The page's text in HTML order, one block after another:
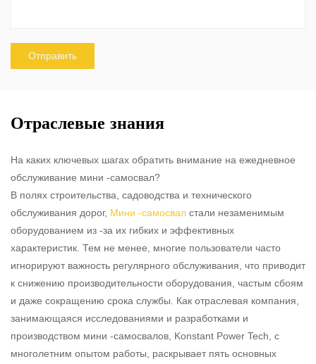
Отраслевые знания
На каких ключевых шагах обратить внимание на ежедневное
обслуживание мини -самосвал?
В полях строительства, садоводства и технического
обслуживания дорог, Мини -самосвал стали незаменимым
оборудованием из -за их гибких и эффективных
характеристик. Тем не менее, многие пользователи часто
игнорируют важность регулярного обслуживания, что приводит
к снижению производительности оборудования, частым сбоям
и даже сокращению срока службы. Как отраслевая компания,
занимающаяся исследованиями и разработками и
производством мини -самосвалов, Konstant Power Tech, с
многолетним опытом работы, раскрывает пять основных